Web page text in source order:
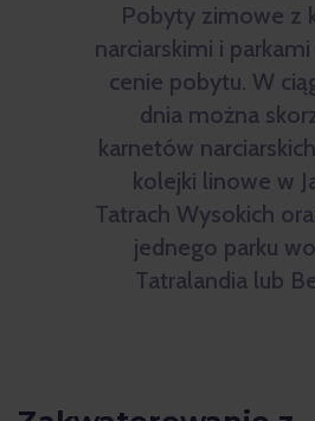
Pobyty zimowe z
narciarskimi i
cenie pobytu. W
dnia można
karnetów
kolejki linowe w
Tatrach Wysokich
jednego parku
Tatralandia lub